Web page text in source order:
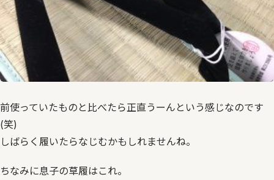
前使っていたものと比べたら正直うーんという感じなのです
(笑)
しばらく履いたらなじむかもしれませんね。
ちなみに息子の草履はこれ。